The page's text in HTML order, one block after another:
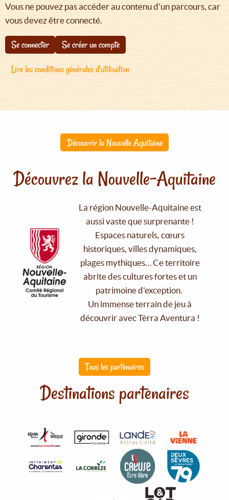
Vous ne pouvez pas accéder au contenu d'un parcours, car
vous devez être connecté.
Se connecter
Se créer un compte
Lire les conditions générales d'utilisation
Découvrir la Nouvelle Aquitaine
Découvrez la Nouvelle-Aquitaine
La région Nouvelle-Aquitaine est
aussi vaste que surprenante !
Espaces naturels, cœurs
historiques, villes dynamiques,
plages mythiques… Ce territoire
abrite des cultures fortes et un
patrimoine d'exception.
Un immense terrain de jeu à
découvrir avec Tèrra Aventura !
Tous les partenaires
Destinations partenaires